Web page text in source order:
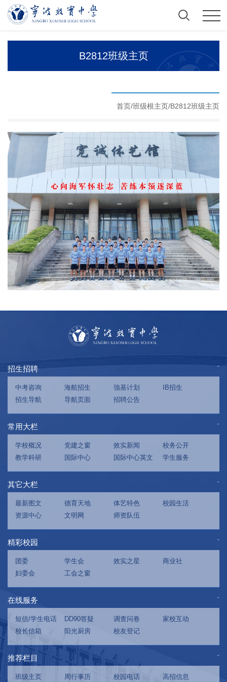
B2812班级主页
首页/班级根主页/B2812班级主页
招生招聘
中考咨询 海航招生 強基计划
IB招生
招生导航
导航页面 招聘公告
常用大栏
学校概况 党建之窗 效实新闻
校务公开
教学科研
国际中心 国际中心英文 学生服务
其它大栏
最新图文 德育天地 体艺特色
校园生活
资源中心
文明网 师资队伍
精彩校园
团委 学生会 效实之星
商业社
妇委会
工会之窗
在线服务
短信/学生电话 DD90答疑 调查问卷
家校互动
校长信箱
阳光厨房 校友登记
推荐栏目
班级主页 周行事历 校园电话 高招信息